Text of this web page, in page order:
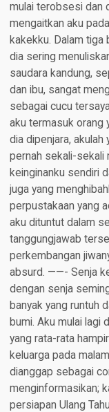
mulai terobsesi dan
mengaitkan aku
kakekku. Dalam tiga
dia sering
saudara kandung,
dan ibu, sangat
sebagai cucu
aku termasuk orang
dia dipenjara, akulah
pernah sekali-sekali
keinginanku sendiri
juga yang
perpustakaan yang
aku dituntut dalam
tanggungjawab
perkembangan
absurd. ——- Senja
dengan senja
banyak yang runtuh
bumi. Aku mulai lagi
yang rata-rata
keluarga pada
dianggap sebagai
menginformasikan;
persiapan Ulang